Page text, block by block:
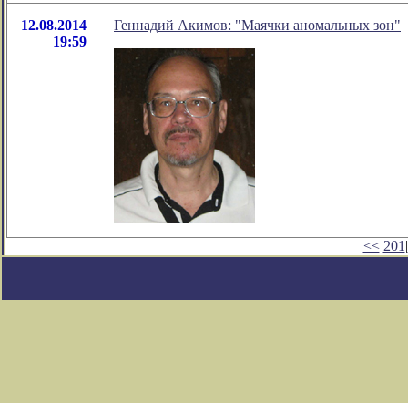
12.08.2014
19:59
Геннадий Акимов: "Маячки аномальных зон"
<< 201 |